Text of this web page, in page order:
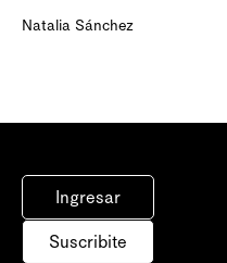
Natalia Sánchez
Ingresar
Suscribite